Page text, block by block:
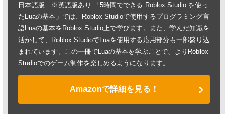
日本語版 ※英語版あり 「5時間でできる Roblox Studio を使っ
たLuaの基本」では、Roblox Studioで使用するプログラミング言
語Luaの基本をRoblox Studio上で学びます。また、学んだ知識を
活かして、Roblox StudioでLuaを使用する応用部分も一部盛り込
まれています。この一冊でLuaの基本を学ぶことで、よりRoblox
Studioでのゲーム制作を楽しめるようになります。
Amazonで詳細を見る！